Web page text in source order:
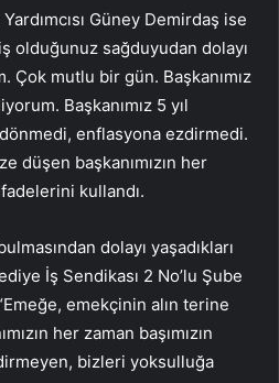
Güney Demirdaş ise
olduğunuz sağduyudan dolayı
mutlu bir gün. Başkanımız
Başkanımız 5 yıl
enflasyona ezdirmedi.
düşen başkanımızın her
kullandı.
dolayı yaşadıkları
İş Sendikası 2 No’lu Şube
emekçinin alın terine
her zaman başımızın
bizleri yoksulluğa